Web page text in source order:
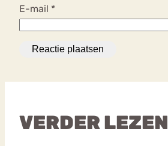
E-mail *
VERDER LEZEN